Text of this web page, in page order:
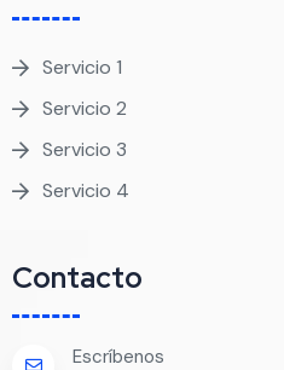
Servicio 1
Servicio 2
Servicio 3
Servicio 4
Contacto
Escríbenos